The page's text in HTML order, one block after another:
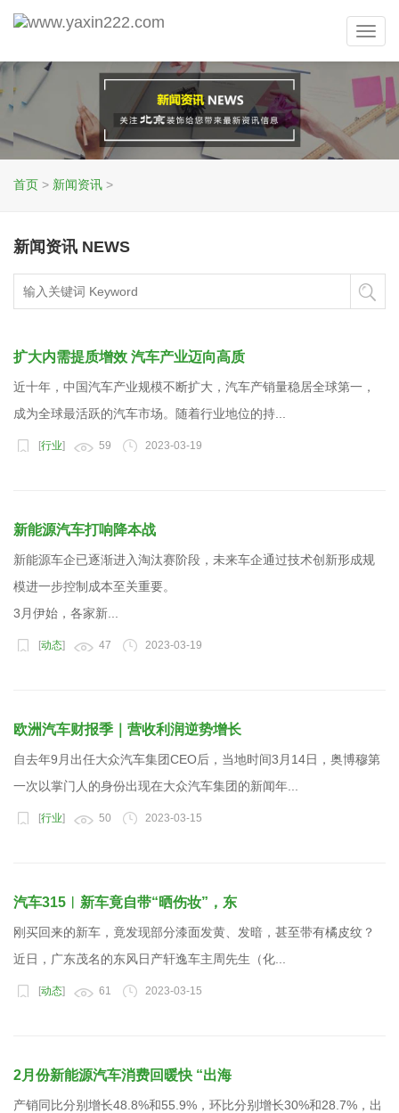
首页 > 新闻资讯 >
新闻资讯 NEWS
扩大内需提质增效 汽车产业迈向高质
近十年，中国汽车产业规模不断扩大，汽车产销量稳居全球第一，
成为全球最活跃的汽车市场。随着行业地位的持...
[行业] 59 2023-03-19
新能源汽车打响降本战
新能源车企已逐渐进入淘汰赛阶段，未来车企通过技术创新形成规
模进一步控制成本至关重要。
3月伊始，各家新...
[动态] 47 2023-03-19
欧洲汽车财报季｜营收利润逆势增长
自去年9月出任大众汽车集团CEO后，当地时间3月14日，奥博穆第
一次以掌门人的身份出现在大众汽车集团的新闻年...
[行业] 50 2023-03-15
汽车315︱新车竟自带“晒伤妆”，东
刚买回来的新车，竟发现部分漆面发黄、发暗，甚至带有橘皮纹？
近日，广东茂名的东风日产轩逸车主周先生（化...
[动态] 61 2023-03-15
2月份新能源汽车消费回暖快 “出海
产销同比分别增长48.8%和55.9%，环比分别增长30%和28.7%，出